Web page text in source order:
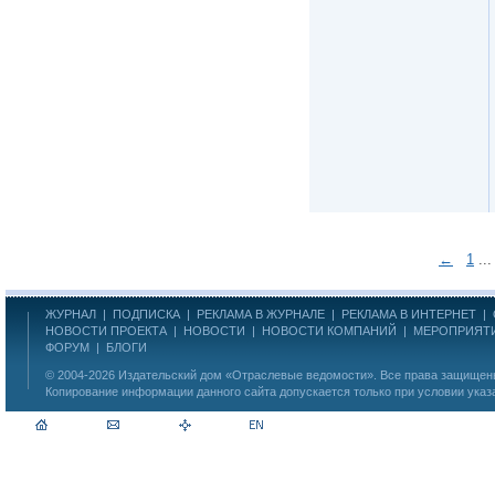
← 1 ...
ЖУРНАЛ | ПОДПИСКА | РЕКЛАМА В ЖУРНАЛЕ | РЕКЛАМА В ИНТЕРНЕТ |
НОВОСТИ ПРОЕКТА | НОВОСТИ | НОВОСТИ КОМПАНИЙ |
ФОРУМ | БЛОГИ
© 2004-2026 Издательский дом «Отраслевые ведомости» . Все права
Копирование информации данного сайта допускается только при условии